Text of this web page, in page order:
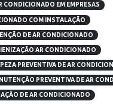
CONDICIONADO EM EMPRESAS
COM INSTALAÇÃO
DE AR CONDICIONADO
AR CONDICIONADO
PREVENTIVA DE AR
PREVENTIVA DE AR
DE AR CONDICIONADO